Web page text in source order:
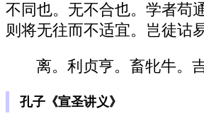
不同也。无不合也。学者苟
则将无往而不适宜。岂徒诂
离。利贞亨。畜牝牛。吉
孔子《宣圣讲义》